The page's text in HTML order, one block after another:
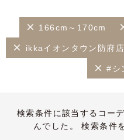
166cm～170cm
ikkaイオンタウン防府店
#シ
検索条件に該当するコー
んでした。 検索条件